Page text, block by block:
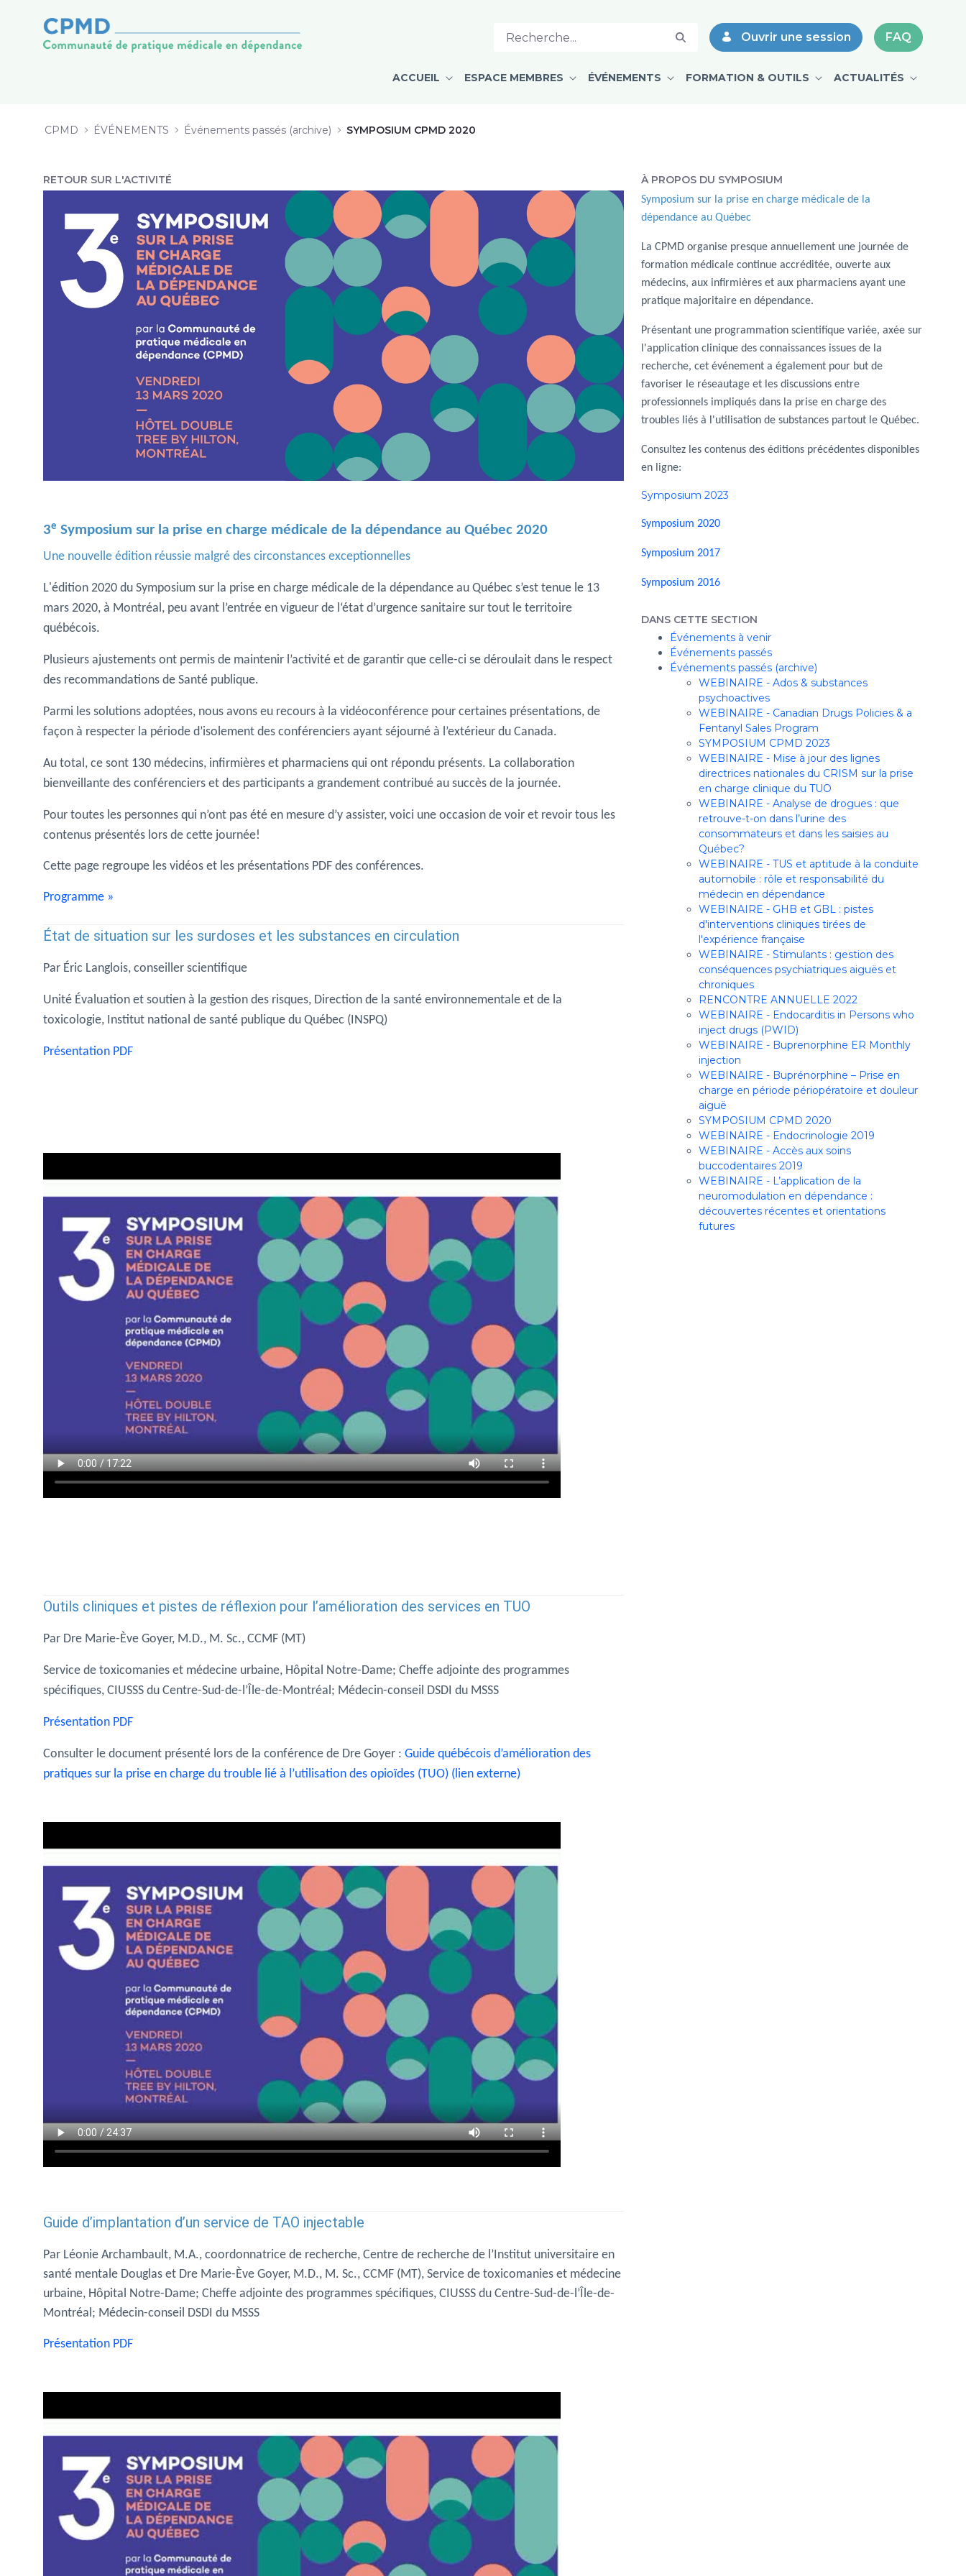
Ouvrir une session FAQ
ACCUEIL ESPACE MEMBRES ÉVÉNEMENTS FORMATION & OUTILS ACTUALITÉS
CPMD ÉVÉNEMENTS Événements passés (archive) SYMPOSIUM CPMD 2020
RETOUR SUR L'ACTIVITÉ
3e Symposium sur la prise en charge médicale de la dépendance au Québec 2020
Une nouvelle édition réussie malgré des circonstances exceptionnelles
L'édition 2020 du Symposium sur la prise en charge médicale de la dépendance au Québec s’est tenue le 13
mars 2020, à Montréal, peu avant l’entrée en vigueur de l‘état d’urgence sanitaire sur tout le territoire
québécois.
Plusieurs ajustements ont permis de maintenir l’activité et de garantir que celle-ci se déroulait dans le respect
des recommandations de Santé publique.
Parmi les solutions adoptées, nous avons eu recours à la vidéoconférence pour certaines présentations, de
façon à respecter la période d’isolement des conférenciers ayant séjourné à l’extérieur du Canada.
Au total, ce sont 130 médecins, infirmières et pharmaciens qui ont répondu présents. La collaboration
bienveillante des conférenciers et des participants a grandement contribué au succès de la journée.
Pour toutes les personnes qui n’ont pas été en mesure d’y assister, voici une occasion de voir et revoir tous les
contenus présentés lors de cette journée!
Cette page regroupe les vidéos et les présentations PDF des conférences.
Programme »
État de situation sur les surdoses et les substances en circulation
Par Éric Langlois, conseiller scientifique
Unité Évaluation et soutien à la gestion des risques, Direction de la santé environnementale et de la
toxicologie, Institut national de santé publique du Québec (INSPQ)
Présentation PDF
Outils cliniques et pistes de réflexion pour l’amélioration des services en TUO
Par Dre Marie-Ève Goyer, M.D., M. Sc., CCMF (MT)
Service de toxicomanies et médecine urbaine, Hôpital Notre-Dame; Cheffe adjointe des programmes
spécifiques, CIUSSS du Centre-Sud-de-l’Île-de-Montréal; Médecin-conseil DSDI du MSSS
Présentation PDF
Consulter le document présenté lors de la conférence de Dre Goyer : Guide québécois d’amélioration des
pratiques sur la prise en charge du trouble lié à l’utilisation des opioïdes (TUO) (lien externe)
Guide d’implantation d’un service de TAO injectable
Par Léonie Archambault, M.A., coordonnatrice de recherche, Centre de recherche de l’Institut universitaire en
santé mentale Douglas et Dre Marie-Ève Goyer, M.D., M. Sc., CCMF (MT), Service de toxicomanies et médecine
urbaine, Hôpital Notre-Dame; Cheffe adjointe des programmes spécifiques, CIUSSS du Centre-Sud-de-l’Île-de-
Montréal; Médecin-conseil DSDI du MSSS
Présentation PDF
À PROPOS DU SYMPOSIUM
Symposium sur la prise en charge médicale de la
dépendance au Québec
La CPMD organise presque annuellement une journée de
formation médicale continue accréditée, ouverte aux
médecins, aux infirmières et aux pharmaciens ayant une
pratique majoritaire en dépendance.
Présentant une programmation scientifique variée, axée sur
l'application clinique des connaissances issues de la
recherche, cet événement a également pour but de
favoriser le réseautage et les discussions entre
professionnels impliqués dans la prise en charge des
troubles liés à l'utilisation de substances partout le Québec.
Consultez les contenus des éditions précédentes disponibles
en ligne:
Symposium 2023
Symposium 2020
Symposium 2017
Symposium 2016
DANS CETTE SECTION
Événements à venir
Événements passés
Événements passés (archive)
WEBINAIRE - Ados & substances
psychoactives
WEBINAIRE - Canadian Drugs Policies & a
Fentanyl Sales Program
SYMPOSIUM CPMD 2023
WEBINAIRE - Mise à jour des lignes
directrices nationales du CRISM sur la prise
en charge clinique du TUO
WEBINAIRE - Analyse de drogues : que
retrouve-t-on dans l’urine des
consommateurs et dans les saisies au
Québec?
WEBINAIRE - TUS et aptitude à la conduite
automobile : rôle et responsabilité du
médecin en dépendance
WEBINAIRE - GHB et GBL : pistes
d'interventions cliniques tirées de
l'expérience française
WEBINAIRE - Stimulants : gestion des
conséquences psychiatriques aiguës et
chroniques
RENCONTRE ANNUELLE 2022
WEBINAIRE - Endocarditis in Persons who
inject drugs (PWID)
WEBINAIRE - Buprenorphine ER Monthly
injection
WEBINAIRE - Buprénorphine – Prise en
charge en période périopératoire et douleur
aiguë
SYMPOSIUM CPMD 2020
WEBINAIRE - Endocrinologie 2019
WEBINAIRE - Accès aux soins
buccodentaires 2019
WEBINAIRE - L’application de la
neuromodulation en dépendance :
découvertes récentes et orientations
futures